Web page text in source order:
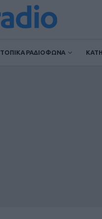
ΤΟΠΙΚΑ ΡΑΔΙΟΦΩΝΑ